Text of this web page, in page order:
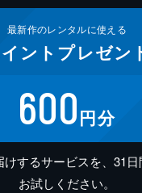
最新作のレンタルに使える
ント プレゼン
600円分
するサービスを、31日
お試しください。